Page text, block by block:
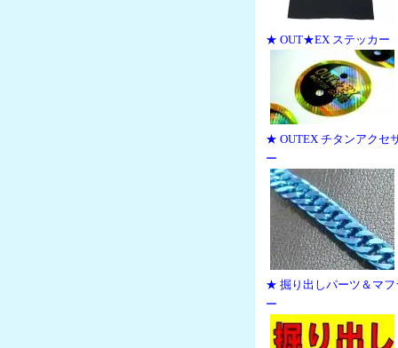
★ OUT★EX ステッカー
★ OUTEX チタンアクセ
ー
★ 掘り出しパーツ＆マフ
ー